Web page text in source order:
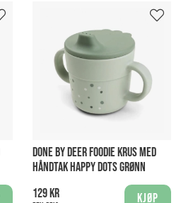
DONE BY DEER FOODIE KRUS MED
HÅNDTAK HAPPY DOTS GRØNN
129 kr
Kjøp